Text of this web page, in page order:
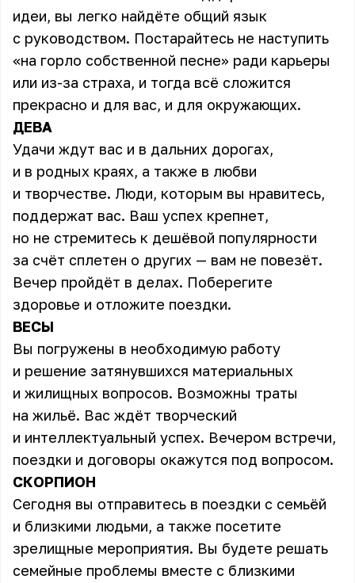
идеи, вы легко найдёте общий язык
с руководством. Постарайтесь не наступить
«на горло собственной песне» ради карьеры
или из-за страха, и тогда всё сложится
прекрасно и для вас, и для окружающих.
ДЕВА
Удачи ждут вас и в дальних дорогах,
и в родных краях, а также в любви
и творчестве. Люди, которым вы нравитесь,
поддержат вас. Ваш успех крепнет,
но не стремитесь к дешёвой популярности
за счёт сплетен о других — вам не повезёт.
Вечер пройдёт в делах. Поберегите
здоровье и отложите поездки.
ВЕСЫ
Вы погружены в необходимую работу
и решение затянувшихся материальных
и жилищных вопросов. Возможны траты
на жильё. Вас ждёт творческий
и интеллектуальный успех. Вечером встречи,
поездки и договоры окажутся под вопросом.
СКОРПИОН
Сегодня вы отправитесь в поездки с семьёй
и близкими людьми, а также посетите
зрелищные мероприятия. Вы будете решать
семейные проблемы вместе с близкими